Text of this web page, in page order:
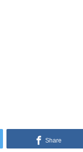
Share